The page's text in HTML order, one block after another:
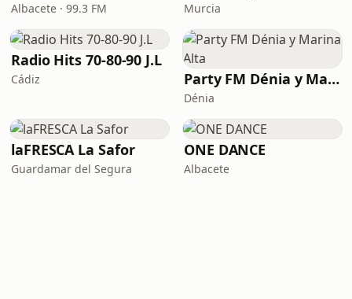
Albacete · 99.3 FM Murcia
Radio Hits 70-80-90 J.L
Cádiz Party FM Dénia y Marina Alta
Dénia
laFRESCA La Safor
Guardamar del Segura
ONE DANCE
Albacete